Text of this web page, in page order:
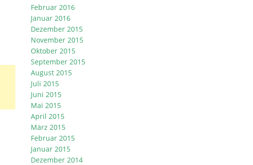
Februar 2016
Januar 2016
Dezember 2015
November 2015
Oktober 2015
September 2015
August 2015
Juli 2015
Juni 2015
Mai 2015
April 2015
März 2015
Februar 2015
Januar 2015
Dezember 2014